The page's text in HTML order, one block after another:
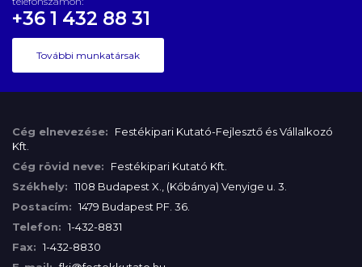
+36 1 432 88 31
További munkatársak
Cég elnevezése:
Festékipari Kutató-Fejlesztő és Vállalkozó
Kft.
Cég rövid neve:
Festékipari Kutató Kft.
Székhely: 1108 Budapest X., (Kőbánya) Venyige u. 3.
Postacím: 1479 Budapest PF. 36.
Telefon: 1-432-8831
Fax: 1-432-8830